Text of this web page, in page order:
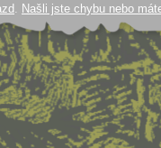
. Našli jste chybu nebo